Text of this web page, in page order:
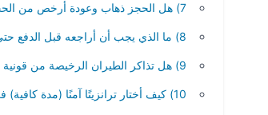
7) هل الحجز ذهاب وعودة أرخص من الحجز باتجاه واحد على مسار قونية – الرياض؟
8) ما الذي يجب أن أراجعه قبل الدفع حتى لا تتحول “التذكرة الرخيصة” إلى “تذكرة مكلفة”؟
9) هل تذاكر الطيران الرخيصة من قونية إلى الرياض تشمل الأمتعة؟
10) كيف أختار ترانزيتًا آمنًا (مدة كافية) في الرحلات غير المباشرة؟